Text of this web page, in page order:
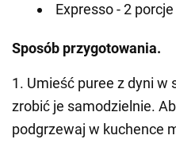
Expresso - 2 porcje
Sposób przygotowania.
1. Umieść puree z dyni
zrobić je samodzielnie.
podgrzewaj w kuchence